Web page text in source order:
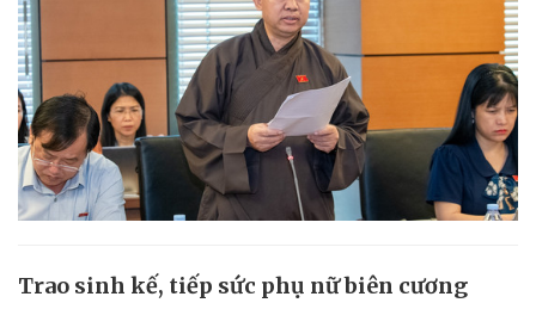
Trao sinh kế, tiếp sức phụ nữ biên cương